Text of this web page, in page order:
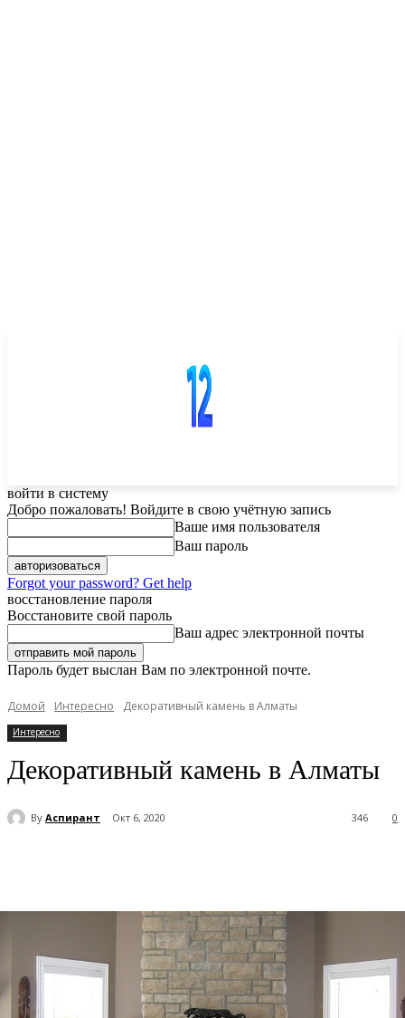
войти в систему
Добро пожаловать! Войдите в свою учётную запись
Ваше имя пользователя
Ваш пароль
Forgot your password? Get help
восстановление пароля
Восстановите свой пароль
Ваш адрес электронной почты
Пароль будет выслан Вам по электронной почте.
Домой Интересно Декоративный камень в Алматы
Интересно
Декоративный камень в Алматы
By Аспирант Окт 6, 2020 0
346